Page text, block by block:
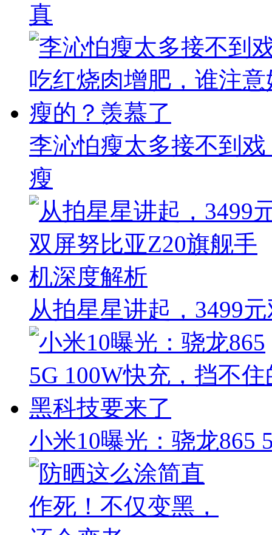
真
李沁怕瘦太多接不到
瘦
从拍星星讲起，3499
小米10曝光：骁龙865